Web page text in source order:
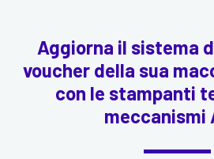
Aggiorna il sistema
voucher della sua
con le stampanti
meccanismi